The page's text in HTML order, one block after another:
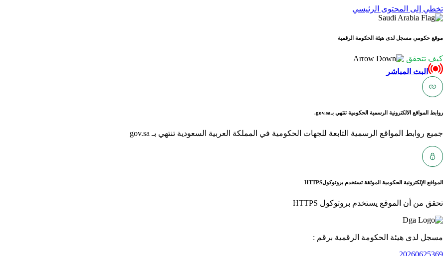
تخطي إلى المحتوى الرئيسي
موقع حكومي مسجل لدى هيئة الحكومة الرقمية
كيف تتحقق
البث المباشر
روابط المواقع الالكترونية الرسمية الحكومية تنتهي بـgov.sa.
جميع روابط المواقع الرسمية التابعة للجهات الحكومية في المملكة العربية السعودية تنتهي بـ gov.sa
المواقع الإلكترونية الحكومية الموثقة تستخدم بروتوكولHTTPS
تحقق من أن الموقع يستخدم بروتوكول HTTPS
مسجل لدى هيئة الحكومة الرقمية برقم :
20260625369